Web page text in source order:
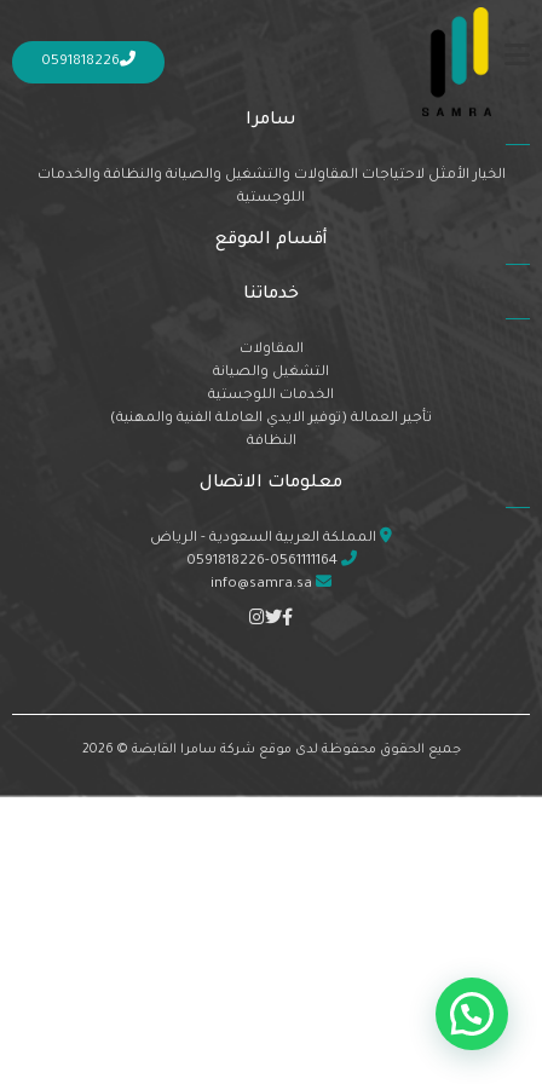
0591818226
Nothing Found
It seems we can’t find what you’re looking for. Perhaps searching can help.
سامرا
الخيار الأمثل لاحتياجات المقاولات والتشغيل والصيانة والنظافة والخدمات
اللوجستية
أقسام الموقع
خدماتنا
المقاولات
التشغيل والصيانة
الخدمات اللوجستية
تأجير العمالة (توفير الايدي العاملة الفنية والمهنية)
النظافة
معلومات الاتصال
المملكة العربية السعودية - الرياض
0591818226-0561111164
info@samra.sa
جميع الحقوق محفوظة لدى موقع شركة سامرا القابضة © 2026